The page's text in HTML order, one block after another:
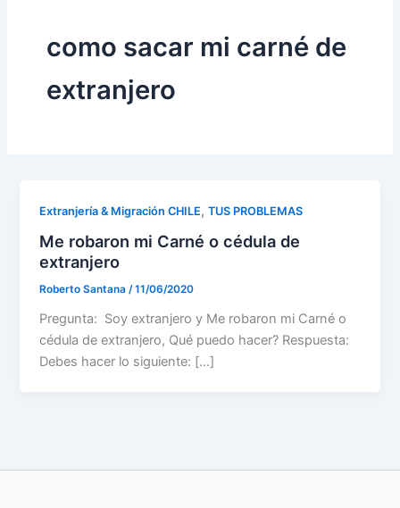
como sacar mi carné de
extranjero
Extranjería & Migración CHILE,TUS PROBLEMAS
Me robaron mi Carné o cédula de
extranjero
Roberto Santana/11/06/2020
Pregunta: Soy extranjero y Me robaron mi Carné o
cédula de extranjero, Qué puedo hacer? Respuesta:
Debes hacer lo siguiente: […]